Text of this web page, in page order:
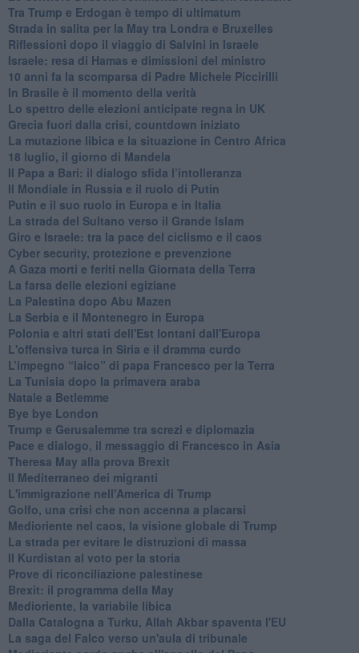
Tra Trump e Erdogan è tempo di ultimatum
Strada in salita per la May tra Londra e Bruxelles
Riflessioni dopo il viaggio di Salvini in Israele
Israele: resa di Hamas e dimissioni del ministro
10 anni fa la scomparsa di Padre Michele Piccirilli
In Brasile è il momento della verità
Lo spettro delle elezioni anticipate regna in UK
Grecia fuori dalla crisi, countdown iniziato
La mutazione libica e la situazione in Centro Africa
18 luglio, il giorno di Mandela
Il Papa a Bari: il dialogo sfida l’intolleranza
Il Mondiale in Russia e il ruolo di Putin
Putin e il suo ruolo in Europa e in Italia
La strada del Sultano verso il Grande Islam
Giro e Israele: tra la pace del ciclismo e il caos
Cyber security, protezione e prevenzione
A Gaza morti e feriti nella Giornata della Terra
La farsa delle elezioni egiziane
La Palestina dopo Abu Mazen
La Serbia e il Montenegro in Europa
Polonia e altri stati dell'Est lontani dall'Europa
L'offensiva turca in Siria e il dramma curdo
L’impegno “laico” di papa Francesco per la Terra
La Tunisia dopo la primavera araba
Natale a Betlemme
Bye bye London
Trump e Gerusalemme tra screzi e diplomazia
Pace e dialogo, il messaggio di Francesco in Asia
Theresa May alla prova Brexit
Il Mediterraneo dei migranti
L'immigrazione nell'America di Trump
Golfo, una crisi che non accenna a placarsi
Medioriente nel caos, la visione globale di Trump
La strada per evitare le distruzioni di massa
Il Kurdistan al voto per la storia
Prove di riconciliazione palestinese
Brexit: il programma della May
Medioriente, la variabile libica
Dalla Catalogna a Turku, Allah Akbar spaventa l'EU
La saga del Falco verso un'aula di tribunale